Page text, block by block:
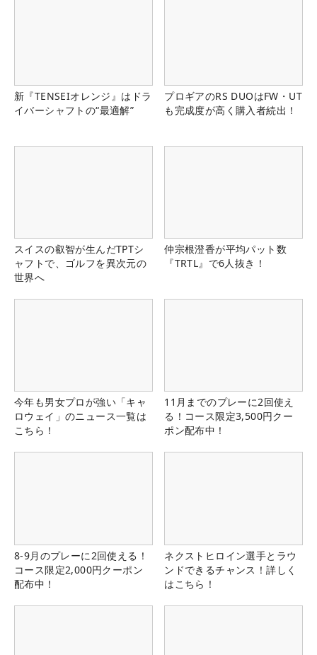
新『TENSEIオレンジ』はドラ
イバーシャフトの“最適解”
プロギアのRS DUOはFW・UT
も完成度が高く購入者続出！
スイスの叡智が生んだTPTシ
ャフトで、ゴルフを異次元の
世界へ
仲宗根澄香が平均パット数
『TRTL』で6人抜き！
今年も男女プロが強い「キャ
ロウェイ」のニュース一覧は
こちら！
11月までのプレーに2回使え
る！コース限定3,500円クー
ポン配布中！
8-9月のプレーに2回使える！
コース限定2,000円クーポン
配布中！
ネクストヒロイン選手とラウ
ンドできるチャンス！詳しく
はこちら！